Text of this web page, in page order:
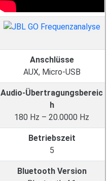
Anschlüsse
AUX, Micro-USB
Audio-Übertragungsbereic
h
180 Hz – 20.0000 Hz
Betriebszeit
5
Bluetooth Version